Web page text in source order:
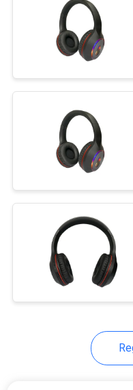
DEMANDEZ
PRIVACY
POLICY